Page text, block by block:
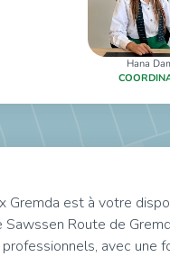
Hana
est à votre
Route de
avec